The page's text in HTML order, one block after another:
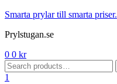
Menu
Smarta prylar till smarta priser.
Prylstugan.se
0 0 kr
Search
for:
1